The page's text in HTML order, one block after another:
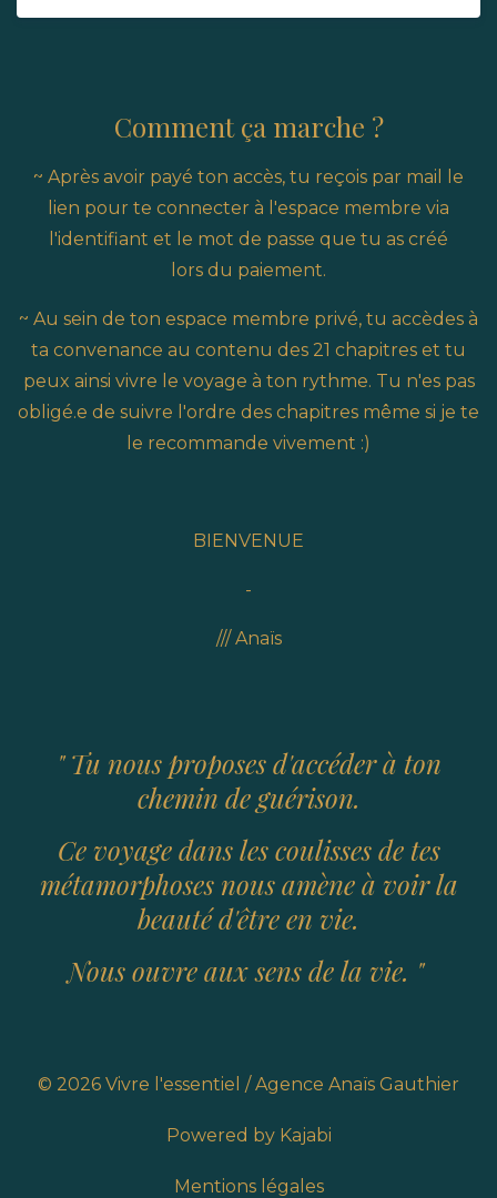
Comment ça marche ?
~ Après avoir payé ton accès, tu reçois par mail le
lien pour te connecter à l'espace membre via
l'identifiant et le mot de passe que tu as créé
lors du paiement.
~ Au sein de ton espace membre privé, tu accèdes à
ta convenance au contenu des 21 chapitres et tu
peux ainsi vivre le voyage à ton rythme. Tu n'es pas
obligé.e de suivre l'ordre des chapitres même si je te
le recommande vivement :)
BIENVENUE
-
/// Anaïs
" Tu nous proposes d'accéder à ton
chemin de guérison.
Ce voyage dans les coulisses de tes
métamorphoses nous amène à voir la
beauté d'être en vie.
Nous ouvre aux sens de la vie. "
© 2026 Vivre l'essentiel / Agence Anaïs Gauthier
Powered by Kajabi
Mentions légales